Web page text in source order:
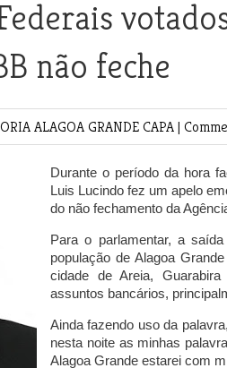
não feche
ALAGOA GRANDECAPA|
Durante o período da hora
Luis Lucindo fez um apelo
do não fechamento da
Para o parlamentar, a
população de Alagoa
cidade de Areia,
assuntos bancários,
Ainda fazendo uso da
nesta noite as minhas
Alagoa Grande estarei com